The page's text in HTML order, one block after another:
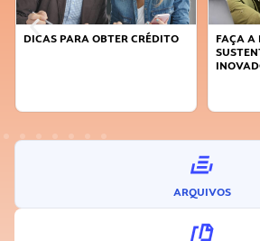
DICAS PARA OBTER CRÉDITO
FAÇA A
ARQUIVOS